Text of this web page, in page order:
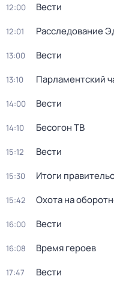
12:00 Вести
12:01 Расследование
13:00 Вести
13:10 Парламентский
14:00 Вести
14:10 Бесогон ТВ
15:12 Вести
15:30 Итоги
15:42 Охота на
16:00 Вести
16:08 Время героев
17:47 Вести